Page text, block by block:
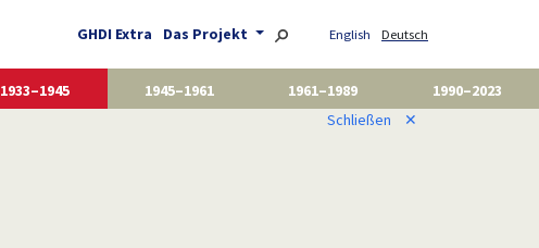
GHDI Extra Das Projekt English Deutsch
1933–1945 1945–1961 1961–1989
1990–2023
Schließen ✕